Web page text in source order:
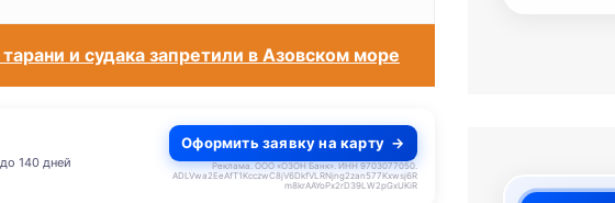
и судака запретили в Азовском море
140 дней
Оформить заявку на карту
Реклама. ООО «ОЗОН Банк». ИНН 9703077050.
ADLVwa2EeAfT1KcczwC8jV6DkfVLRNjng2zan577Kxwsj6R
m8krAAYoPx2rD39LW2pGxUKiR